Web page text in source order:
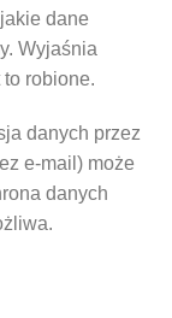
dane
Wyjaśnia
robione.
danych przez
e-mail) może
danych